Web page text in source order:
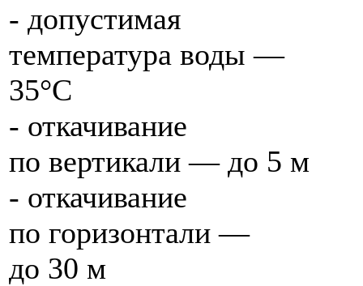
- допустимая
температура воды —
35°С
- откачивание
по вертикали — до 5 м
- откачивание
по горизонтали —
до 30 м